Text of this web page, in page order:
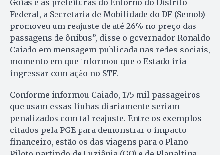
Goiás e as prefeituras do Entorno do Distrito
Federal, a Secretaria de Mobilidade do DF (Semob)
promoveu um reajuste de até 26% no preço das
passagens de ônibus”, disse o governador Ronaldo
Caiado em mensagem publicada nas redes sociais,
momento em que informou que o Estado iria
ingressar com ação no STF.
Conforme informou Caiado, 175 mil passageiros
que usam essas linhas diariamente seriam
penalizados com tal reajuste. Entre os exemplos
citados pela PGE para demonstrar o impacto
financeiro, estão os das viagens para o Plano